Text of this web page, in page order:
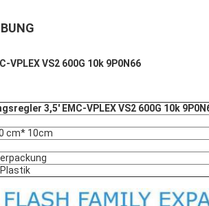
VPLEX VS2 600G 10k 9P0N66
3,5' EMC-VPLEX VS2 600G 10k
cm* 10cm